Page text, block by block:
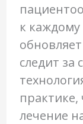
к каждому
следит
лечение